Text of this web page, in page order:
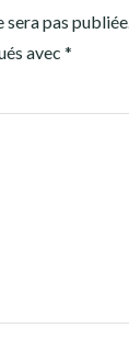
pas publiée.
avec *